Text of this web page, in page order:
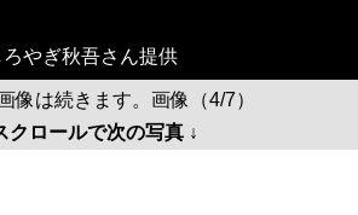
やぎ秋吾さん提供
像は続きます。画像（4/7）
クロールで次の写真 ↓